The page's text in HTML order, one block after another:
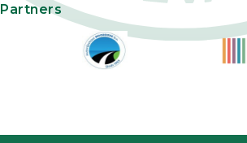
Partners